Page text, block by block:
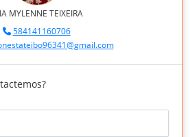
MYLENNE TEIXEIRA
584141160706